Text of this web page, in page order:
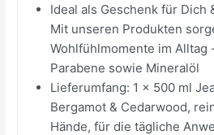
Ideal als Geschenk für Dich
Mit unseren Produkten
Wohlfühlmomente im Alltag
Parabene sowie Mineralöl
Lieferumfang: 1 x 500 ml
Bergamot & Cedarwood,
Hände, für die tägliche